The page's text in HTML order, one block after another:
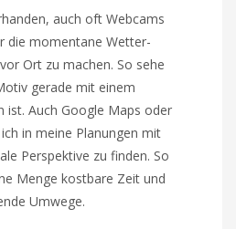
auch oft Webcams
die momentane Wetter-
Ort zu machen. So sehe
gerade mit einem
ist. Auch Google Maps oder
in meine Planungen mit
Perspektive zu finden. So
Menge kostbare Zeit und
Umwege.